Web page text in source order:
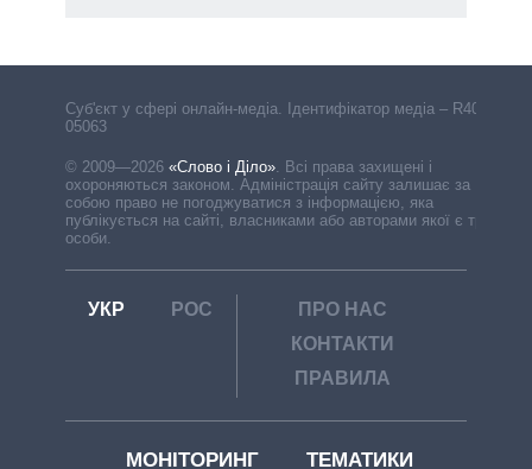
Cуб'єкт у сфері онлайн-медіа. Ідентифікатор медіа – R40-
05063
© 2009—2026 «Слово і Діло». Всі права захищені і
охороняються законом. Адміністрація сайту залишає за
собою право не погоджуватися з інформацією, яка
публікується на сайті, власниками або авторами якої є треті
особи.
УКР РОС
ПРО НАС
КОНТАКТИ
ПРАВИЛА
МОНІТОРИНГ ТЕМАТИКИ